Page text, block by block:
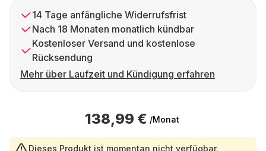
14 Tage anfängliche Widerrufsfrist
Nach 18 Monaten monatlich kündbar
Kostenloser Versand und kostenlose
Rücksendung
Mehr über Laufzeit und Kündigung erfahren
138,99 € /Monat
Dieses Produkt ist momentan nicht verfügbar.